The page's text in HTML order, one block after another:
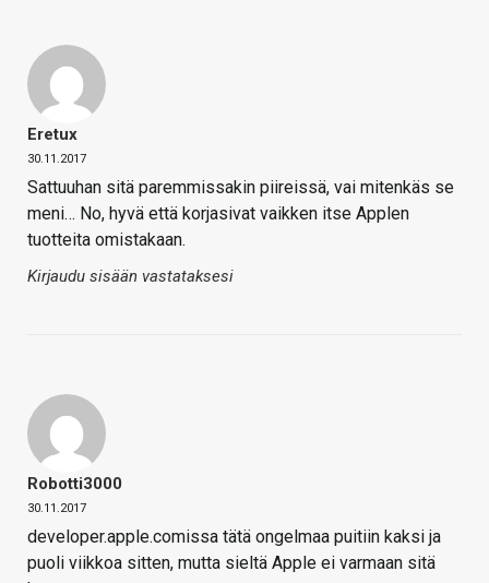
Eretux
30.11.2017
Sattuuhan sitä paremmissakin piireissä, vai mitenkäs se
meni… No, hyvä että korjasivat vaikken itse Applen
tuotteita omistakaan.
Kirjaudu sisään vastataksesi
Robotti3000
30.11.2017
developer.apple.comissa tätä ongelmaa puitiin kaksi ja
puoli viikkoa sitten, mutta sieltä Apple ei varmaan sitä